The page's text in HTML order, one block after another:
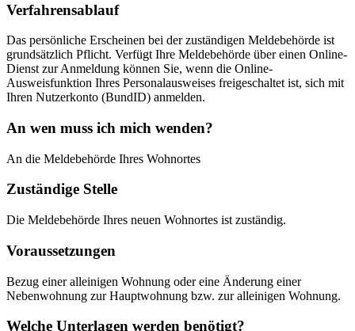
Verfahrensablauf
Das persönliche Erscheinen bei der zuständigen Meldebehörde ist
grundsätzlich Pflicht. Verfügt Ihre Meldebehörde über einen Online-
Dienst zur Anmeldung können Sie, wenn die Online-
Ausweisfunktion Ihres Personalausweises freigeschaltet ist, sich mit
Ihren Nutzerkonto (BundID) anmelden.
An wen muss ich mich wenden?
An die Meldebehörde Ihres Wohnortes
Zuständige Stelle
Die Meldebehörde Ihres neuen Wohnortes ist zuständig.
Voraussetzungen
Bezug einer alleinigen Wohnung oder eine Änderung einer
Nebenwohnung zur Hauptwohnung bzw. zur alleinigen Wohnung.
Welche Unterlagen werden benötigt?